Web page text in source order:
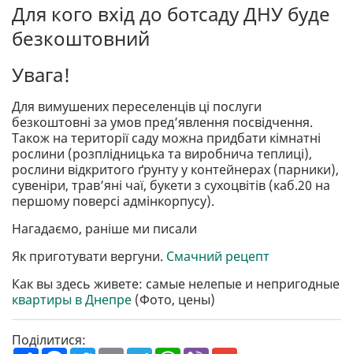
Для кого вхід до ботсаду ДНУ буде
безкоштовний
Увага!
Для вимушених переселенців ці послуги
безкоштовні за умов пред’явлення посвідчення.
Також на території саду можна придбати кімнатні
рослини (розплідницька та виробнича теплиці),
рослини відкритого ґрунту у контейнерах (парники),
сувеніри, трав’яні чаї, букети з сухоцвітів (каб.20 на
першому поверсі адмінкорпусу).
Нагадаємо, раніше ми писали
Як приготувати вергуни. Смачний рецепт
Как вы здесь живете: самые нелепые и непригодные
квартиры в Днепре (Фото, цены)
Поділитися: